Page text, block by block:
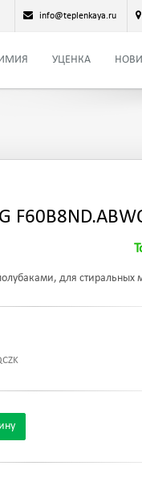
info@teplenkaya.ru
УЦЕНКА
для стиральных